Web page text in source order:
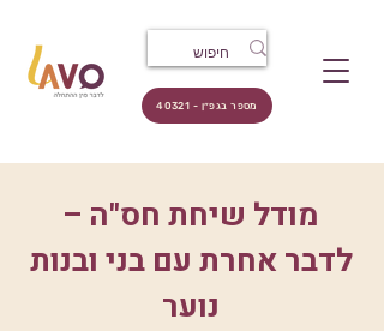
מספר בגפ״ן - 40321
מודל שיחת חס"ה –
לדבר אחרת עם בני ובנות
נוער